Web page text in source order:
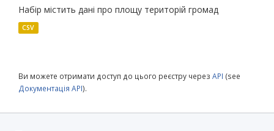
Набір містить дані про площу територій громад
CSV
Ви можете отримати доступ до цього реєстру через API (see
Документація API).